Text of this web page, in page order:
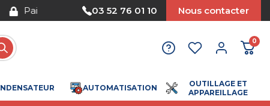
Nous acceptons le paiement par
03 52 76 01 10 Nous contacter
0
AUTOMATISATION
OUTILLAGE ET
APPAREILLAGE